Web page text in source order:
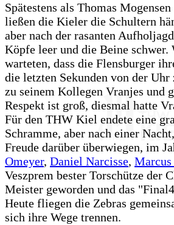
Spätestens als Thomas
ließen die Kieler die Schultern
aber nach der rasanten
Köpfe leer und die Beine
warteten, dass die Flensburger
die letzten Sekunden von der
zu seinem Kollegen Vranjes und
Respekt ist groß, diesmal hatte
Für den THW Kiel endete eine
Schramme, aber nach einer
Freude darüber überwiegen, im
Omeyer, Daniel Narcisse,
Veszprem bester Torschütze der
Meister geworden und das
Heute fliegen die Zebras
sich ihre Wege trennen.